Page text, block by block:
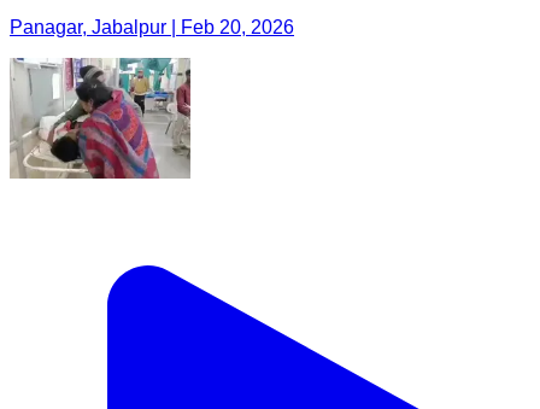
Panagar, Jabalpur | Feb 20, 2026